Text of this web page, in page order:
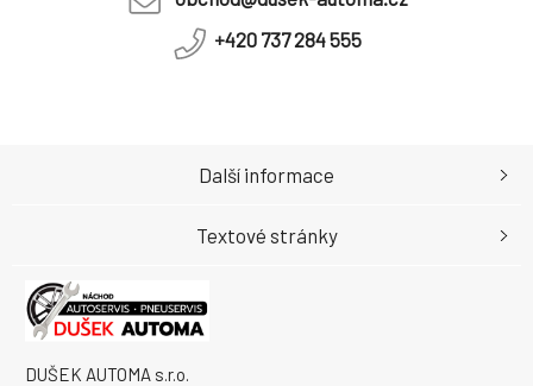
+420 737 284 555
DUŠEK AUTOMA s.r.o.
Další informace
Textové stránky